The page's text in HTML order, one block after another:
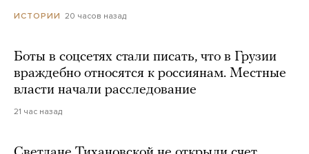
ИСТОРИИ 20 часов назад
Боты в соцсетях стали писать, что в Грузии
враждебно относятся к россиянам. Местные
власти начали расследование
21 час назад